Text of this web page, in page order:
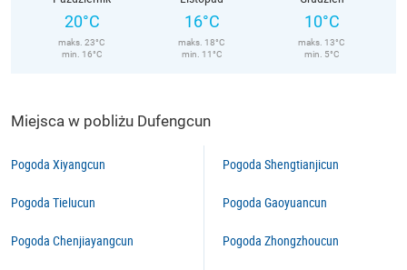
20°C
maks. 23°C
min. 16°C
16°C
maks. 18°C
min. 11°C
10°C
maks. 13°C
min. 5°C
Miejsca w pobliżu Dufengcun
Pogoda Xiyangcun
Pogoda Tielucun
Pogoda Chenjiayangcun
Pogoda Shengtianjicun
Pogoda Gaoyuancun
Pogoda Zhongzhoucun